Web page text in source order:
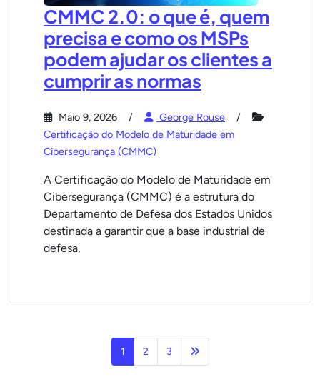
CMMC 2.0: o que é, quem
precisa e como os MSPs
podem ajudar os clientes a
cumprir as normas
Maio 9, 2026
George Rouse
Certificação do Modelo de Maturidade em
Cibersegurança (CMMC)
A Certificação do Modelo de Maturidade em
Cibersegurança (CMMC) é a estrutura do
Departamento de Defesa dos Estados Unidos
destinada a garantir que a base industrial de
defesa,
1 2 3 Próxima página